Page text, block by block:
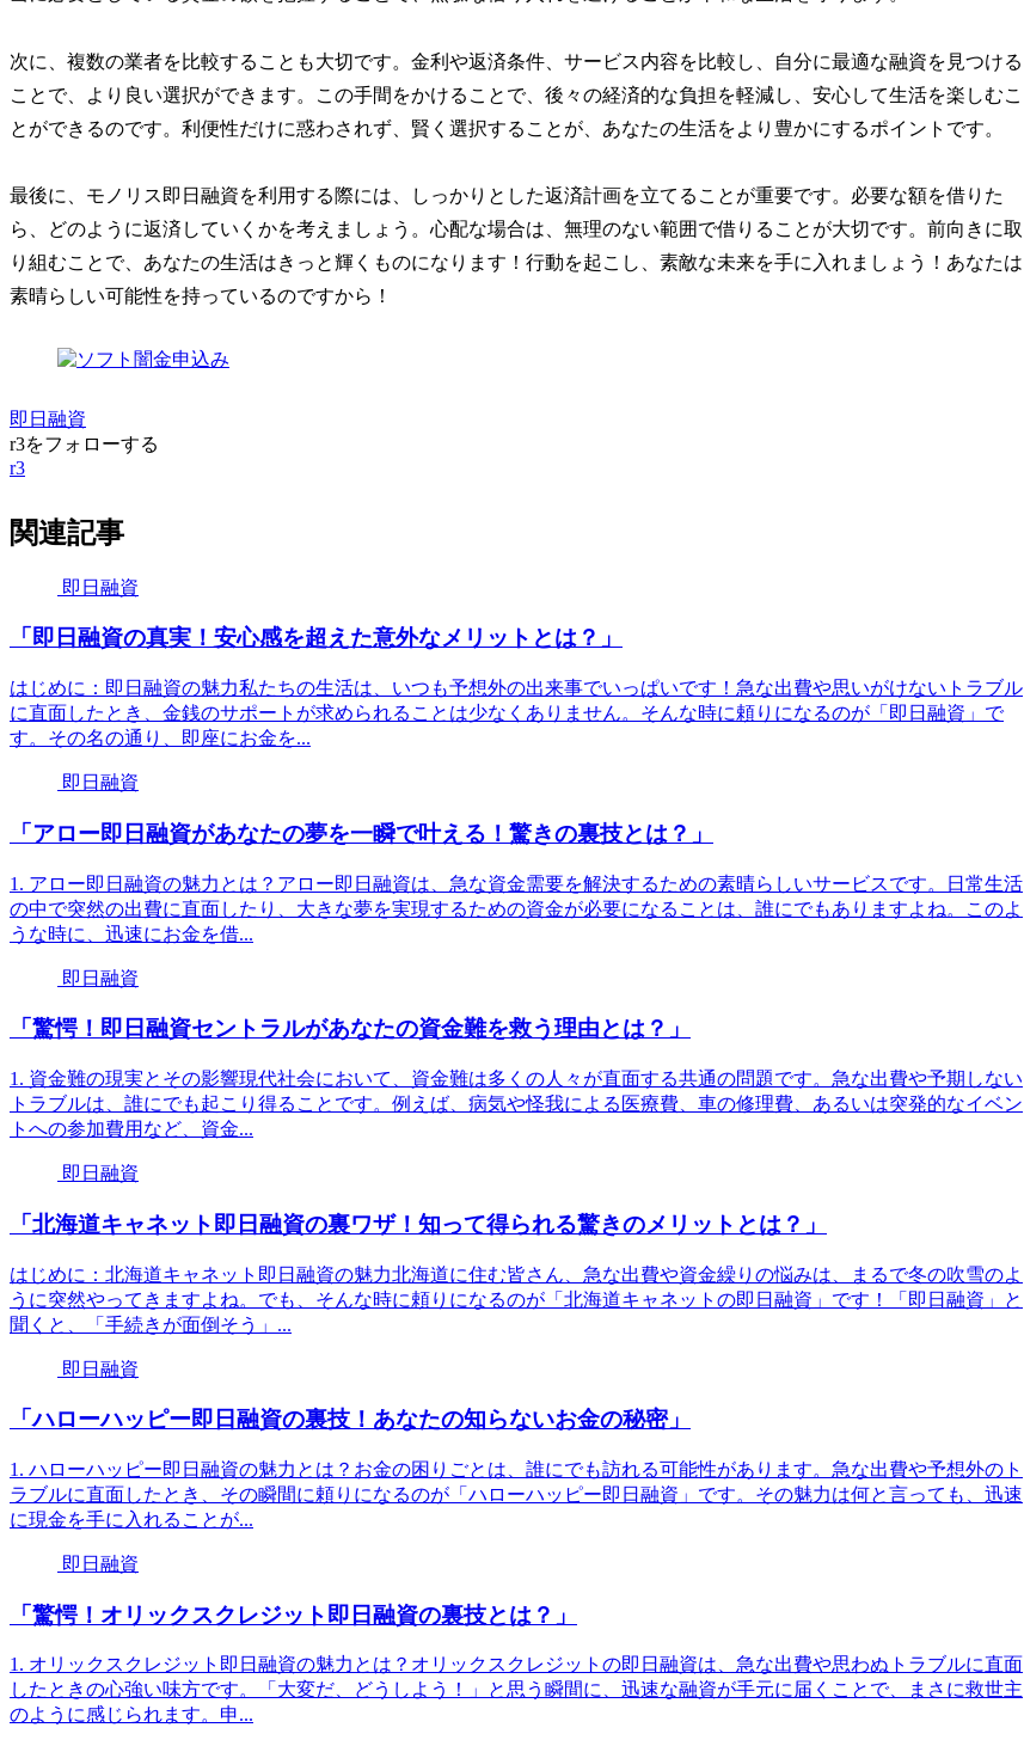
次に、複数の業者を比較することも大切です。金利や返済条件、サービス内容を比較し、自分に最適な融資を見つける
ことで、より良い選択ができます。この手間をかけることで、後々の経済的な負担を軽減し、安心して生活を楽しむこ
とができるのです。利便性だけに惑わされず、賢く選択することが、あなたの生活をより豊かにするポイントです。
最後に、モノリス即日融資を利用する際には、しっかりとした返済計画を立てることが重要です。必要な額を借りた
ら、どのように返済していくかを考えましょう。心配な場合は、無理のない範囲で借りることが大切です。前向きに取
り組むことで、あなたの生活はきっと輝くものになります！行動を起こし、素敵な未来を手に入れましょう！あなたは
素晴らしい可能性を持っているのですから！
即日融資
r3をフォローする
r3
関連記事
即日融資
「即日融資の真実！安心感を超えた意外なメリットとは？」
はじめに：即日融資の魅力私たちの生活は、いつも予想外の出来事でいっぱいです！急な出費や思いがけないトラブル
に直面したとき、金銭のサポートが求められることは少なくありません。そんな時に頼りになるのが「即日融資」で
す。その名の通り、即座にお金を...
即日融資
「アロー即日融資があなたの夢を一瞬で叶える！驚きの裏技とは？」
1. アロー即日融資の魅力とは？アロー即日融資は、急な資金需要を解決するための素晴らしいサービスです。日常生活
の中で突然の出費に直面したり、大きな夢を実現するための資金が必要になることは、誰にでもありますよね。このよ
うな時に、迅速にお金を借...
即日融資
「驚愕！即日融資セントラルがあなたの資金難を救う理由とは？」
1. 資金難の現実とその影響現代社会において、資金難は多くの人々が直面する共通の問題です。急な出費や予期しない
トラブルは、誰にでも起こり得ることです。例えば、病気や怪我による医療費、車の修理費、あるいは突発的なイベン
トへの参加費用など、資金...
即日融資
「北海道キャネット即日融資の裏ワザ！知って得られる驚きのメリットとは？」
はじめに：北海道キャネット即日融資の魅力北海道に住む皆さん、急な出費や資金繰りの悩みは、まるで冬の吹雪のよ
うに突然やってきますよね。でも、そんな時に頼りになるのが「北海道キャネットの即日融資」です！「即日融資」と
聞くと、「手続きが面倒そう」...
即日融資
「ハローハッピー即日融資の裏技！あなたの知らないお金の秘密」
1. ハローハッピー即日融資の魅力とは？お金の困りごとは、誰にでも訪れる可能性があります。急な出費や予想外のト
ラブルに直面したとき、その瞬間に頼りになるのが「ハローハッピー即日融資」です。その魅力は何と言っても、迅速
に現金を手に入れることが...
即日融資
「驚愕！オリックスクレジット即日融資の裏技とは？」
1. オリックスクレジット即日融資の魅力とは？オリックスクレジットの即日融資は、急な出費や思わぬトラブルに直面
したときの心強い味方です。「大変だ、どうしよう！」と思う瞬間に、迅速な融資が手元に届くことで、まさに救世主
のように感じられます。申...